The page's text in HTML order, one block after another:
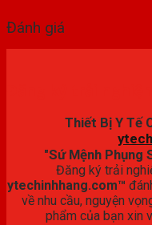
Đánh giá
Thiết Bị Y Tế
"Sứ Mệnh Phụng
Đăng ký trải
ytechinhhang.com™
về nhu cầu, nguyện
phẩm của bạn xin